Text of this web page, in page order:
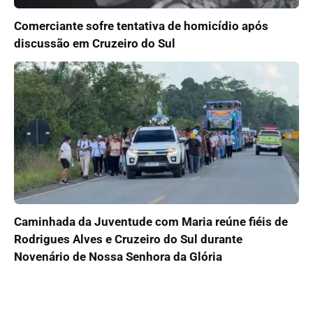
Comerciante sofre tentativa de homicídio após
discussão em Cruzeiro do Sul
Caminhada da Juventude com Maria reúne fiéis de
Rodrigues Alves e Cruzeiro do Sul durante
Novenário de Nossa Senhora da Glória